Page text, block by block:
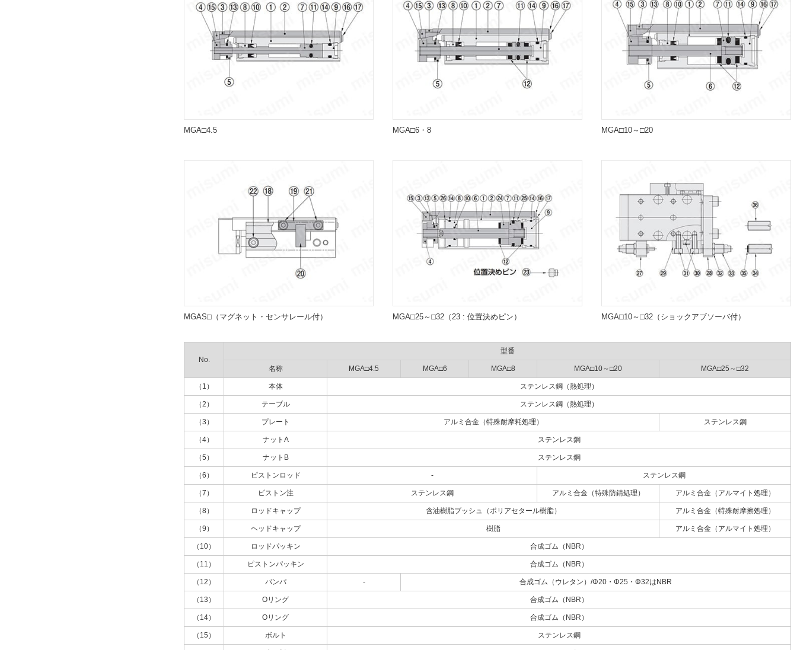
MGA□4.5 MGA□6・8 MGA□10～□20
MGAS□（マグネット・センサレール付） MGA□25～□32（23 : 位置決めピン） MGA□10～□32（ショックアブソーバ付）
No.
型番
名称 MGA□4.5 MGA□6 MGA□8 MGA□10～□20 MGA□25～□32
（1） 本体 ステンレス鋼（熱処理）
（2） テーブル ステンレス鋼（熱処理）
（3） プレート アルミ合金（特殊耐摩耗処理） ステンレス鋼
（4） ナットA ステンレス鋼
（5） ナットB ステンレス鋼
（6） ピストンロッド - ステンレス鋼
（7） ピストン注 ステンレス鋼 アルミ合金（特殊防錆処理） アルミ合金（アルマイト処理）
（8） ロッドキャップ 含油樹脂ブッシュ（ポリアセタール樹脂） アルミ合金（特殊耐摩擦処理）
（9） ヘッドキャップ 樹脂 アルミ合金（アルマイト処理）
（10） ロッドパッキン 合成ゴム（NBR）
（11） ピストンパッキン 合成ゴム（NBR）
（12） バンパ - 合成ゴム（ウレタン）/Φ20・Φ25・Φ32はNBR
（13） Oリング 合成ゴム（NBR）
（14） Oリング 合成ゴム（NBR）
（15） ボルト ステンレス鋼